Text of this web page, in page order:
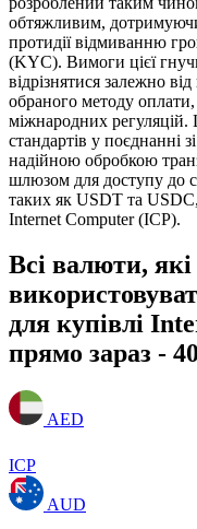
обтяжливим,
протидії відмиванню
(KYC). Вимоги цієї
відрізнятися залежно
обраного методу
міжнародних регуляцій.
стандартів у поєднанні
надійною обробкою
шлюзом для доступу до
таких як USDT та
Internet Computer (ICP).
Всі валюти,
для купівлі
прямо зараз -
AED
ICP
AUD